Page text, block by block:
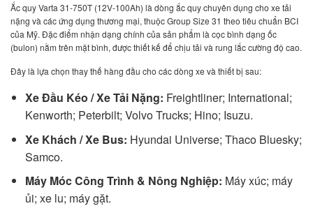
Ắc quy Varta 31-750T (12V-100Ah) là dòng ắc quy chuyên dụng cho xe tải
nặng và các ứng dụng thương mại, thuộc Group Size 31 theo tiêu chuẩn BCI
của Mỹ. Đặc điểm nhận dạng chính của sản phẩm là cọc bình dạng ốc
(bulon) nằm trên mặt bình, được thiết kế để chịu tải và rung lắc cường độ cao.
Đây là lựa chọn thay thế hàng đầu cho các dòng xe và thiết bị sau:
Xe Đầu Kéo / Xe Tải Nặng: Freightliner; International;
Kenworth; Peterbilt; Volvo Trucks; Hino; Isuzu.
Xe Khách / Xe Bus: Hyundai Universe; Thaco Bluesky;
Samco.
Máy Móc Công Trình & Nông Nghiệp: Máy xúc; máy
ủi; xe lu; máy gặt.